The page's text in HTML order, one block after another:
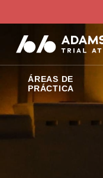
ÁREAS DE
PRÁCTICA